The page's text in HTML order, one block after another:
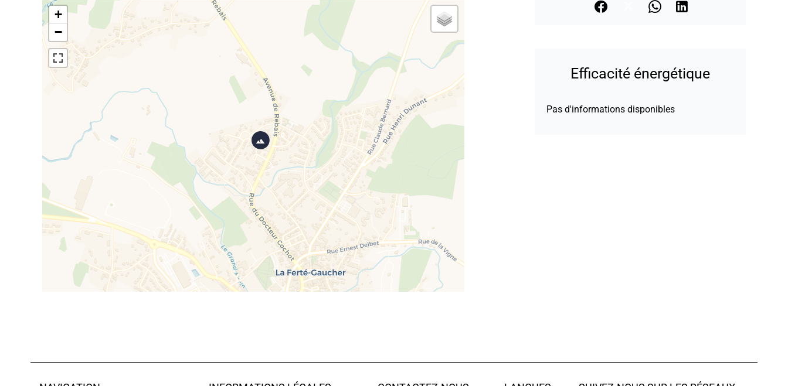
+
−
Efficacité énergétique
Pas d'informations disponibles